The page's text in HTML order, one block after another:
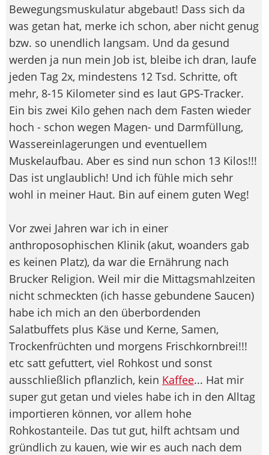
Bewegungsmuskulatur abgebaut! Dass sich da
was getan hat, merke ich schon, aber nicht genug
bzw. so unendlich langsam. Und da gesund
werden ja nun mein Job ist, bleibe ich dran, laufe
jeden Tag 2x, mindestens 12 Tsd. Schritte, oft
mehr, 8-15 Kilometer sind es laut GPS-Tracker.
Ein bis zwei Kilo gehen nach dem Fasten wieder
hoch - schon wegen Magen- und Darmfüllung,
Wassereinlagerungen und eventuellem
Muskelaufbau. Aber es sind nun schon 13 Kilos!!!
Das ist unglaublich! Und ich fühle mich sehr
wohl in meiner Haut. Bin auf einem guten Weg!
Vor zwei Jahren war ich in einer
anthroposophischen Klinik (akut, woanders gab
es keinen Platz), da war die Ernährung nach
Brucker Religion. Weil mir die Mittagsmahlzeiten
nicht schmeckten (ich hasse gebundene Saucen)
habe ich mich an den überbordenden
Salatbuffets plus Käse und Kerne, Samen,
Trockenfrüchten und morgens Frischkornbrei!!!
etc satt gefuttert, viel Rohkost und sonst
ausschließlich pflanzlich, kein Kaffee... Hat mir
super gut getan und vieles habe ich in den Alltag
importieren können, vor allem hohe
Rohkostanteile. Das tut gut, hilft achtsam und
gründlich zu kauen, wie wir es auch nach dem